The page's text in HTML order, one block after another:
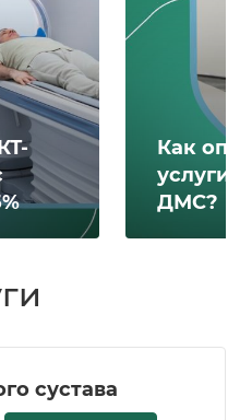
Как
услуги
ДМС?
сустава